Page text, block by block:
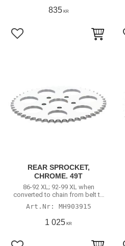
835KR
Lägg till i favoriter
REAR SPROCKET,
CHROME. 49T
86-92 XL; 92-99 XL when
converted to chain from belt to
rear chain.
MH903915
1 025 KR